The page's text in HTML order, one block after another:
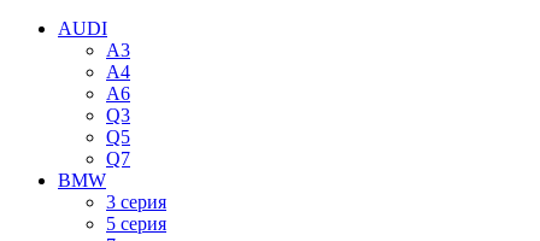
AUDI
A3
A4
A6
Q3
Q5
Q7
BMW
3 серия
5 серия